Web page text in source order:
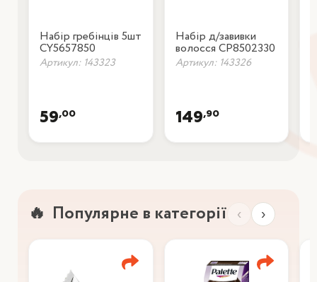
Набір гребінців 5шт
CY5657850
Артикул: 143323
59,00
Набір д/завивки
волосся CP8502330
Артикул: 143326
149,90
Популярне в категорії ‹ ›